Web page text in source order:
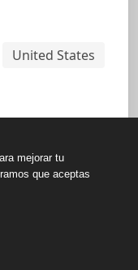
United States
Panamá
mejorar tu
que aceptas